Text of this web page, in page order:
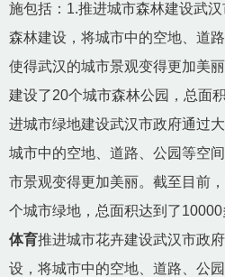
施包括：1.推进城市森林建设武
森林建设，将城市中的空地、道
使得武汉的城市景观变得更加美
建设了20个城市森林公园，总面
进城市绿地建设武汉市政府通过
城市中的空地、道路、公园等空
市景观变得更加美丽。截至目前
个城市绿地，总面积达到了
体育推进城市花卉建设武汉市政
设，将城市中的空地、道路、公